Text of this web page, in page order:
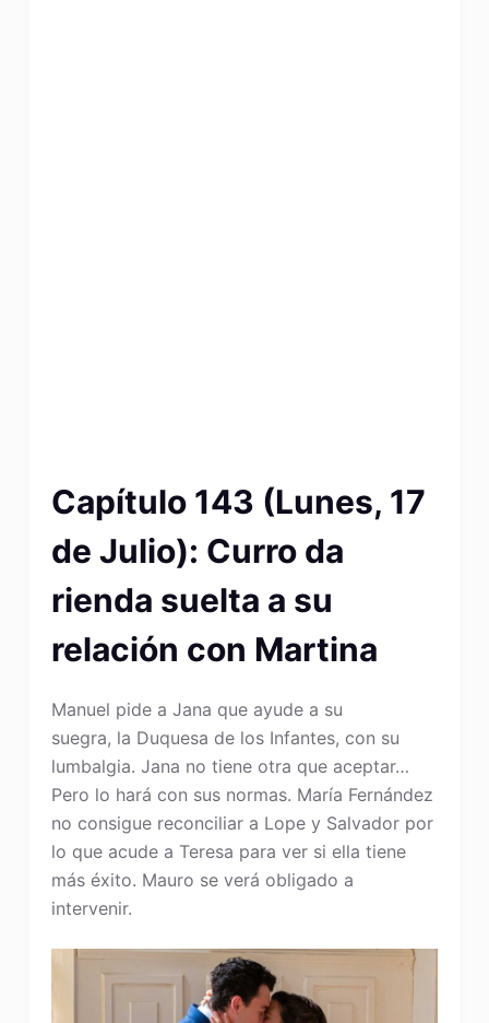
Capítulo 143 (Lunes, 17
de Julio): Curro da
rienda suelta a su
relación con Martina
Manuel pide a Jana que ayude a su
suegra, la Duquesa de los Infantes, con su
lumbalgia. Jana no tiene otra que aceptar…
Pero lo hará con sus normas. María Fernández
no consigue reconciliar a Lope y Salvador por
lo que acude a Teresa para ver si ella tiene
más éxito. Mauro se verá obligado a
intervenir.